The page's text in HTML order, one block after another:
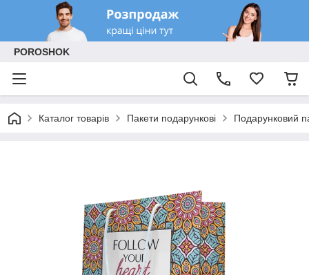
POROSHOK
Каталог товарів Пакети подарункові Подарунковий